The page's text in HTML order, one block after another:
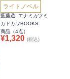
ライトノベル
藍藤遊, エナミカツミ
カドカワBOOKS
商品（4点）
¥1,320 (税込)